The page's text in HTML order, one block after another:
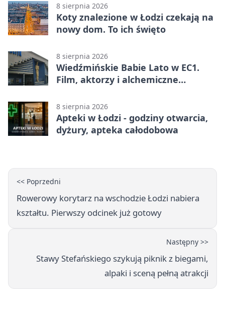
8 sierpnia 2026
Koty znalezione w Łodzi czekają na
nowy dom. To ich święto
8 sierpnia 2026
Wiedźmińskie Babie Lato w EC1.
Film, aktorzy i alchemiczne
8 sierpnia 2026
Apteki w Łodzi - godziny otwarcia,
dyżury, apteka całodobowa
<< Poprzedni
Rowerowy korytarz na wschodzie Łodzi nabiera
kształtu. Pierwszy odcinek już gotowy
Następny >>
Stawy Stefańskiego szykują piknik z biegami,
alpaki i sceną pełną atrakcji